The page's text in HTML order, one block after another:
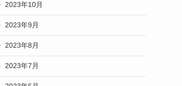
2023年10月
2023年9月
2023年8月
2023年7月